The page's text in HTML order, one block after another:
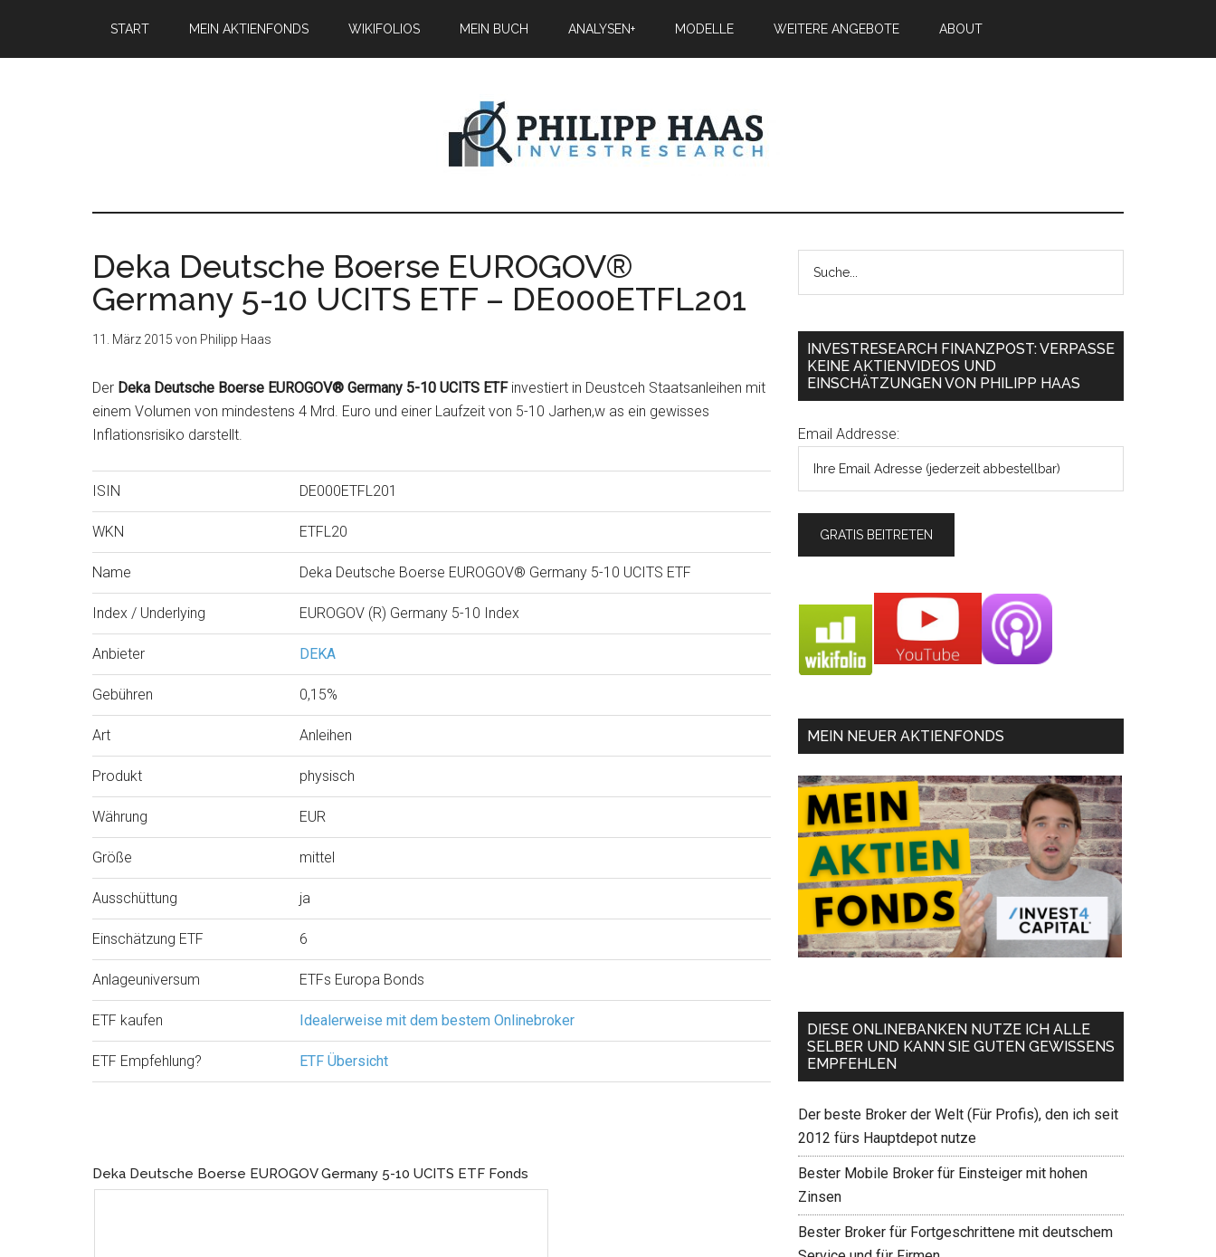
START MEIN AKTIENFONDS WIKIFOLIOS MEIN BUCH ANALYSEN+ MODELLE WEITERE ANGEBOTE ABOUT
Deka Deutsche Boerse EUROGOV®
Germany 5-10 UCITS ETF – DE000ETFL201
11. März 2015 von Philipp Haas
Der Deka Deutsche Boerse EUROGOV® Germany 5-10 UCITS ETFinvestiert in Deustceh Staatsanleihen mit
einem Volumen von mindestens 4 Mrd. Euro und einer Laufzeit von 5-10 Jarhen,w as ein gewisses
Inflationsrisiko darstellt.
ISIN DE000ETFL201
WKN ETFL20
Name Deka Deutsche Boerse EUROGOV® Germany 5-10 UCITS ETF
Index / Underlying EUROGOV (R) Germany 5-10 Index
Anbieter DEKA
Gebühren 0,15%
Art Anleihen
Produkt physisch
Währung EUR
Größe mittel
Ausschüttung ja
Einschätzung ETF 6
Anlageuniversum ETFs Europa Bonds
ETF kaufen Idealerweise mit dem bestem Onlinebroker
ETF Empfehlung? ETF Übersicht
Deka Deutsche Boerse EUROGOV Germany 5-10 UCITS ETF Fonds
INVESTRESEARCH FINANZPOST: VERPASSE
KEINE AKTIENVIDEOS UND
EINSCHÄTZUNGEN VON PHILIPP HAAS
Email Addresse:
MEIN NEUER AKTIENFONDS
DIESE ONLINEBANKEN NUTZE ICH ALLE
SELBER UND KANN SIE GUTEN GEWISSENS
EMPFEHLEN
Der beste Broker der Welt (Für Profis), den ich seit
2012 fürs Hauptdepot nutze
Bester Mobile Broker für Einsteiger mit hohen
Zinsen
Bester Broker für Fortgeschrittene mit deutschem